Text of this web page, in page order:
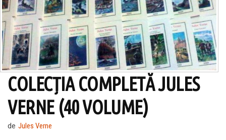
COLECȚIA COMPLETĂ JULES
VERNE (40 VOLUME)
de Jules Verne